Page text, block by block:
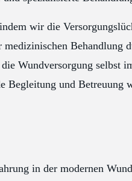
wir die
medizinischen Behandlung
Wundversorgung selbst
Begleitung und Betreuung
in der modernen